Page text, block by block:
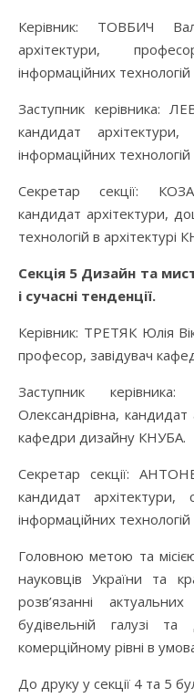
Керівник: ТОВБИЧ
архітектури,
інформаційних
Заступник керівника:
кандидат
інформаційних
Секретар секції:
кандидат архітектури,
технологій в архітектурі
Секція 5 Дизайн та
і сучасні тенденції.
Керівник: ТРЕТЯК Юлія
професор, завідувач
Заступник
Олександрівна,
кафедри дизайну КНУБА.
Секретар секції:
кандидат
інформаційних
Головною метою та
науковців України та
розв’язанні
будівельній галузі
комерційному рівні в
До друку у секції 4 та 5